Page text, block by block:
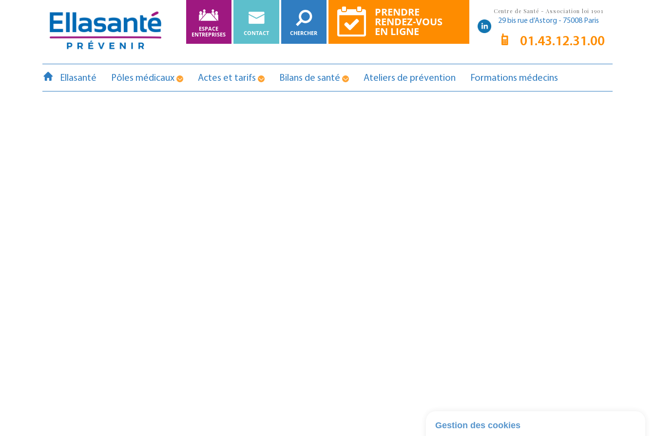
ESPACE
ENTREPRISES
CONTACT CHERCHER
PRENDRE
RENDEZ-VOUS
EN LIGNE
Centre de Santé - Association loi 1901
29 bis rue d’Astorg - 75008 Paris
01.43.12.31.00
Ellasanté Pôles médicaux Actes et tarifs Bilans de santé Ateliers de prévention Formations médecins
Gestion des cookies